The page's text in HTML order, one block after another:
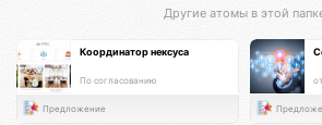
Другие атомы в этой
Координатор нексуса
По согласованию
Предложение
от